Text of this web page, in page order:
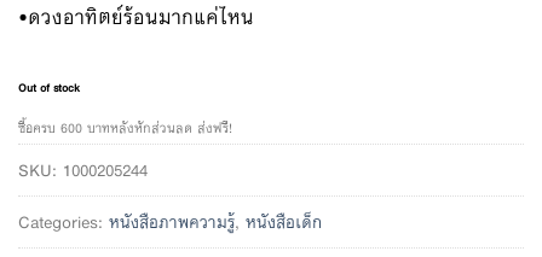
•ดวงอาทิตย์ร้อนมากแค่ไหน
Out of stock
ซื้อครบ 600 บาทหลังหักส่วนลด ส่งฟรี!
SKU: 1000205244
Categories: หนังสือภาพความรู้, หนังสือเด็ก